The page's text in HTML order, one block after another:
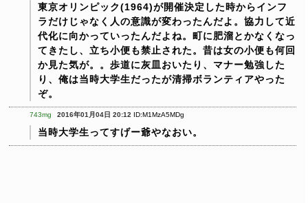
東京オリンピック(1964)が開催決定した時からインフ
ラだけじゃなく人の意識が変わったんだよ。協力して近
代化に向かっていったんだよね。町に肥溜とかなくなっ
てきたし、立ち小便も禁止された。昔は女の小便も何回
か見た気が。。歩道に灰皿おいたり、マナー勉強した
り、俺は当時大学生だったが清掃ボランティアやった
ぞ。
743mg 2016年01月04日 20:12 ID:M1MzA5MDg
当時大学生ってすげー爺やなおい。